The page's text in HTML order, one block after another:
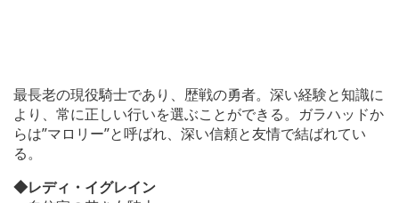
最長老の現役騎士であり、歴戦の勇者。深い経験と知識に
より、常に正しい行いを選ぶことができる。ガラハッドか
らは”マロリー”と呼ばれ、深い信頼と友情で結ばれてい
る。
◆レディ・イグレイン